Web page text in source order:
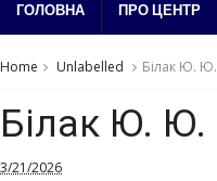
ГОЛОВНА ПРО ЦЕНТР
Home Unlabelled Білак Ю. Ю.
Білак Ю. Ю.
3/21/2026